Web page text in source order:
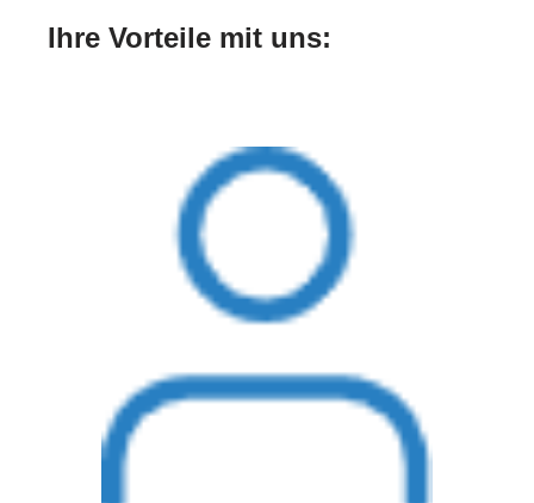
Ihre Vorteile mit uns: